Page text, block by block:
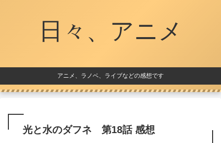
日々、アニメ
アニメ、ラノベ、ライブなどの感想です
光と水のダフネ 第18話 感想